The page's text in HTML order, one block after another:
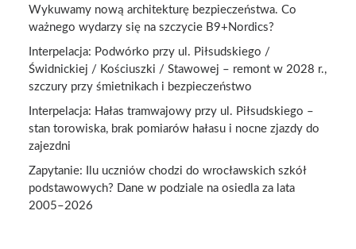
Wykuwamy nową architekturę bezpieczeństwa. Co
ważnego wydarzy się na szczycie B9+Nordics?
Interpelacja: Podwórko przy ul. Piłsudskiego /
Świdnickiej / Kościuszki / Stawowej – remont w 2028 r.,
szczury przy śmietnikach i bezpieczeństwo
Interpelacja: Hałas tramwajowy przy ul. Piłsudskiego –
stan torowiska, brak pomiarów hałasu i nocne zjazdy do
zajezdni
Zapytanie: Ilu uczniów chodzi do wrocławskich szkół
podstawowych? Dane w podziale na osiedla za lata
2005–2026